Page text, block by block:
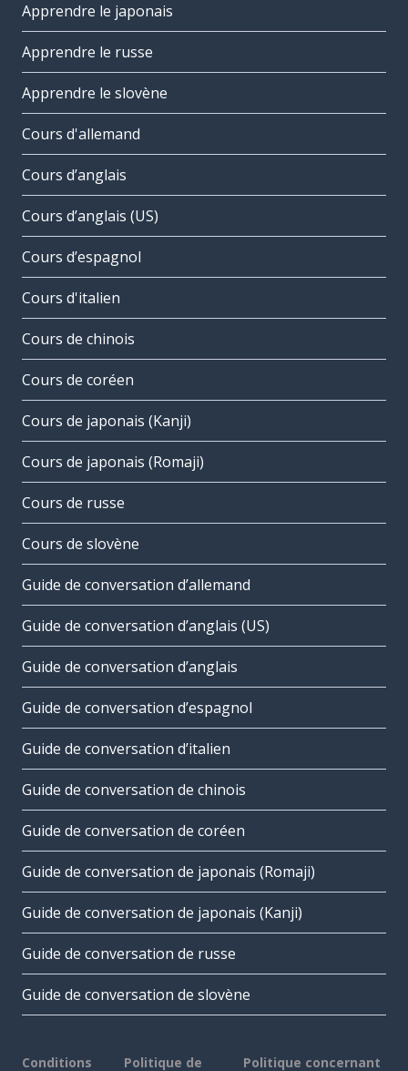
Apprendre le japonais
Apprendre le russe
Apprendre le slovène
Cours d'allemand
Cours d’anglais
Cours d’anglais (US)
Cours d’espagnol
Cours d'italien
Cours de chinois
Cours de coréen
Cours de japonais (Kanji)
Cours de japonais (Romaji)
Cours de russe
Cours de slovène
Guide de conversation d’allemand
Guide de conversation d’anglais (US)
Guide de conversation d’anglais
Guide de conversation d’espagnol
Guide de conversation d’italien
Guide de conversation de chinois
Guide de conversation de coréen
Guide de conversation de japonais (Romaji)
Guide de conversation de japonais (Kanji)
Guide de conversation de russe
Guide de conversation de slovène
Conditions Politique de Politique concernant